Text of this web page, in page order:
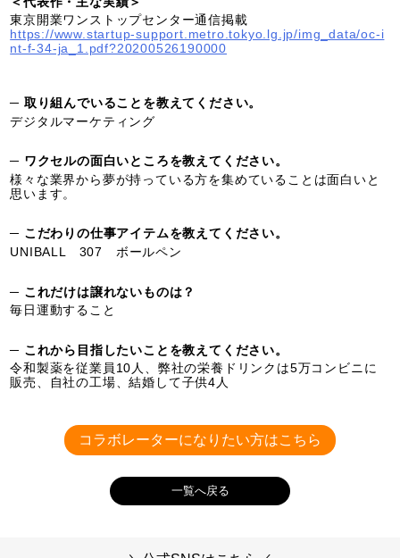
東京開業ワンストップセンター通信掲載
https://www.startup-support.metro.tokyo.lg.jp/img_data/oc-i
nt-f-34-ja_1.pdf?20200526190000
─ 取り組んでいることを教えてください。
デジタルマーケティング
─ ワクセルの面白いところを教えてください。
様々な業界から夢が持っている方を集めていることは面白いと
思います。
─ こだわりの仕事アイテムを教えてください。
UNIBALL 307 ボールペン
─ これだけは譲れないものは？
毎日運動すること
─ これから目指したいことを教えてください。
令和製薬を従業員10人、弊社の栄養ドリンクは5万コンビニに
販売、自社の工場、結婚して子供4人
コラボレーターになりたい方はこちら
一覧へ戻る